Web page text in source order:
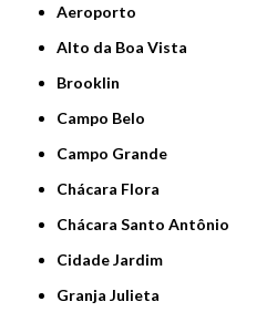
Aeroporto
Alto da Boa Vista
Brooklin
Campo Belo
Campo Grande
Chácara Flora
Chácara Santo Antônio
Cidade Jardim
Granja Julieta